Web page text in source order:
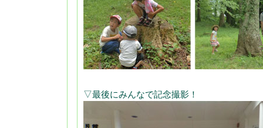
▽最後にみんなで記念撮影！